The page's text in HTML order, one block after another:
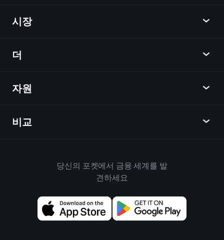
차트
뉴스
학습 허브
메신저
시장
개요
외환
지수
더
제휴사가 되다
회사
Playtrade 소개
자원
도움말 센터
개인 정보 보호 정책
위험 공개
비교
Yahoo Finance
TradingView
당신의 포켓에서 금융 세계를 발
견하세요